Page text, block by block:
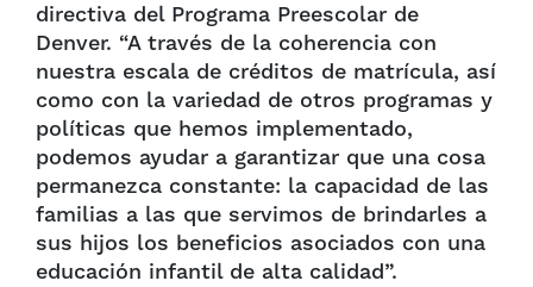
directiva del Programa Preescolar de
Denver. “A través de la coherencia con
nuestra escala de créditos de matrícula, así
como con la variedad de otros programas y
políticas que hemos implementado,
podemos ayudar a garantizar que una cosa
permanezca constante: la capacidad de las
familias a las que servimos de brindarles a
sus hijos los beneficios asociados con una
educación infantil de alta calidad”.